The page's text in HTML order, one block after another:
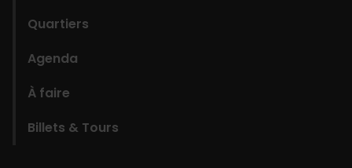
Quartiers
Agenda
À faire
Billets & Tours